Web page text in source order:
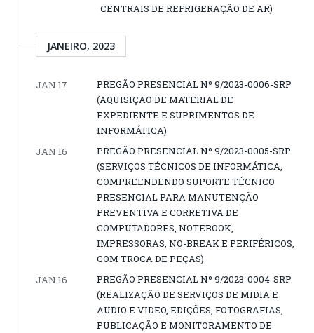
CENTRAIS DE REFRIGERAÇÃO DE AR)
JANEIRO, 2023
JAN 17
PREGÃO PRESENCIAL Nº 9/2023-0006-SRP
(AQUISIÇAO DE MATERIAL DE
EXPEDIENTE E SUPRIMENTOS DE
INFORMÁTICA)
JAN 16
PREGÃO PRESENCIAL Nº 9/2023-0005-SRP
(SERVIÇOS TÉCNICOS DE INFORMÁTICA,
COMPREENDENDO SUPORTE TÉCNICO
PRESENCIAL PARA MANUTENÇÃO
PREVENTIVA E CORRETIVA DE
COMPUTADORES, NOTEBOOK,
IMPRESSORAS, NO-BREAK E PERIFÉRICOS,
COM TROCA DE PEÇAS)
JAN 16
PREGÃO PRESENCIAL Nº 9/2023-0004-SRP
(REALIZAÇÃO DE SERVIÇOS DE MIDIA E
AUDIO E VIDEO, EDIÇÕES, FOTOGRAFIAS,
PUBLICAÇÃO E MONITORAMENTO DE